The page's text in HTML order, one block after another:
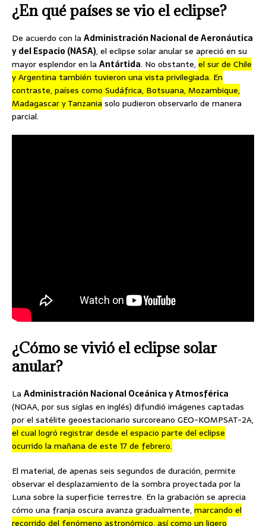
¿En qué países se vio el eclipse?
De acuerdo con la Administración Nacional de Aeronáutica
y del Espacio (NASA), el eclipse solar anular se apreció en su
mayor esplendor en la Antártida. No obstante,el sur de Chile
y Argentina también tuvieron una vista privilegiada. En
contraste, países como Sudáfrica, Botsuana, Mozambique,
Madagascar y Tanzania solo pudieron observarlo de manera
parcial.
¿Cómo se vivió el eclipse solar
anular?
La Administración Nacional Oceánica y Atmosférica
(NOAA, por sus siglas en inglés) difundió imágenes captadas
por el satélite geoestacionario surcoreano GEO-KOMPSAT-2A,
el cual logró registrar desde el espacio parte del eclipse
ocurrido la mañana de este 17 de febrero.
El material, de apenas seis segundos de duración, permite
observar el desplazamiento de la sombra proyectada por la
Luna sobre la superficie terrestre. En la grabación se aprecia
cómo una franja oscura avanza gradualmente,marcando el
recorrido del fenómeno astronómico, así como un ligero